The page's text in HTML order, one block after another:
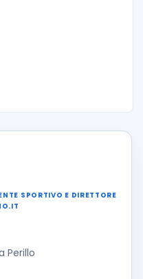
SPORTIVO E DIRETTORE
Perillo